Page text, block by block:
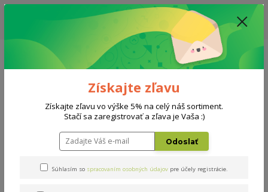
ZĽAVA: VŠETKY VYSTAVENÉ POSTELE ZA 400€ - CENA MATRACU A ROŠTU
PODĽA VÝBERU / DODACIA LEHOTA JE AKTUÁLNE 10-15 PRACOVNÝCH
Menu
0908 777 700 Po-So: 10-18 hod.
0
Double expert T5 90x200cm
Double expert T5 90x200cm
Získajte zľavu
Získajte zľavu vo výške 5% na celý náš sortiment.
Stačí sa zaregistrovať a zľava je Vaša :)
Odoslať
Súhlasím so spracovaním osobných údajov pre účely registrácie.